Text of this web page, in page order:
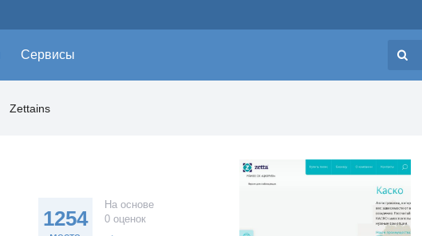
Сервисы
Zettains
1254
На основе
0 оценок